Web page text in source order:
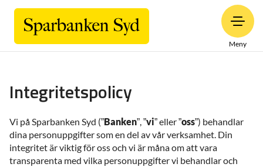
Meny
Integritetspolicy
Vi på Sparbanken Syd (”Banken”, ”vi” eller ”oss”) behandlar
dina personuppgifter som en del av vår verksamhet. Din
integritet är viktig för oss och vi är måna om att vara
transparenta med vilka personuppgifter vi behandlar och